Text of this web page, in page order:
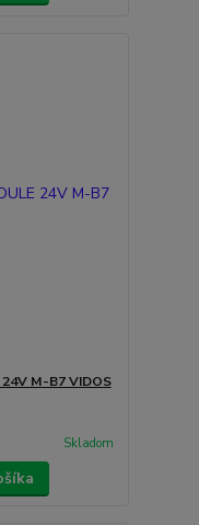
M-B7 VIDOS
Skladom